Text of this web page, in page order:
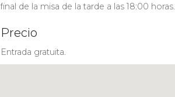
final de la misa de la tarde a las 18:00 horas.
Precio
Entrada gratuita.